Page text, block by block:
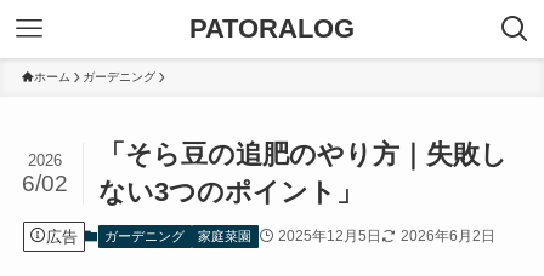
PATORALOG
ホーム ガーデニング
「そら豆の追肥のやり方｜失敗し
ない3つのポイント」
2026
6/02
広告 ガーデニング 家庭菜園 2025年12月5日 2026年6月2日